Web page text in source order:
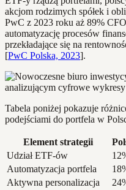
akcjom rodzimych spółek i
PwC z 2023 roku aż 89%
automatyzację procesów
przekładające się na
[PwC Polska, 2023].
Tabela poniżej pokazuje
podejściami do portfela w
Element strategii
Udział ETF-ów
Automatyzacja portfela
Aktywna personalizacja